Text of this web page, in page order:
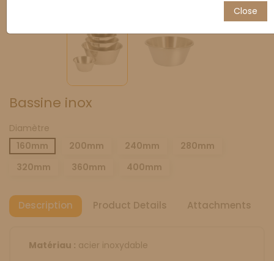
Bassine inox
Diamètre
160mm
200mm 240mm
280mm
320mm
360mm 400mm
Description Product Details Attachments
Matériau : acier inoxydable
Close